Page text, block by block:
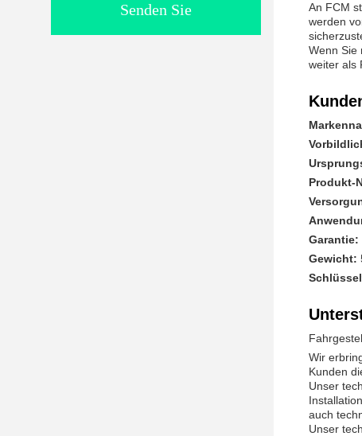
Senden Sie
An FCM
werden
Wenn Sie
weiter als
Produkt-
Garantie:
Gewicht:
Wir
Kunden
Unser
auch
Unser